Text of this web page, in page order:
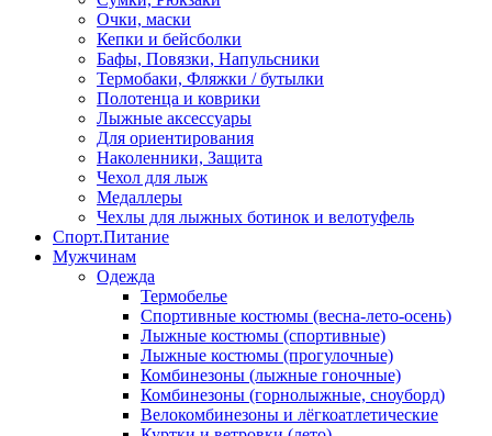
Очки, маски
Кепки и бейсболки
Бафы, Повязки, Напульсники
Термобаки, Фляжки / бутылки
Полотенца и коврики
Лыжные аксессуары
Для ориентирования
Наколенники, Защита
Чехол для лыж
Медаллеры
Чехлы для лыжных ботинок и велотуфель
Спорт.Питание
Мужчинам
Одежда
Термобелье
Спортивные костюмы (весна-лето-осень)
Лыжные костюмы (спортивные)
Лыжные костюмы (прогулочные)
Комбинезоны (лыжные гоночные)
Комбинезоны (горнолыжные, сноуборд)
Велокомбинезоны и лёгкоатлетические